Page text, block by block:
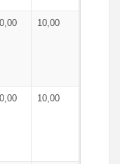
10,00
10,00